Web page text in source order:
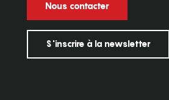
Nous contacter
S'inscrire à la newsletter